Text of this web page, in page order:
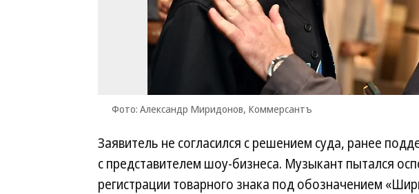
Фото: Александр Миридонов, Коммерсантъ
Заявитель не согласился с решением суда, ранее
с представителем шоу-бизнеса. Музыкант пытался
регистрации товарного знака под обозначением